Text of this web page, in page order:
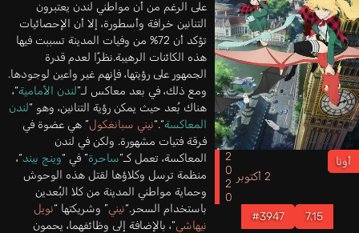
أونا
2 أكتوبر
2020
7.15
#3947
على الرغم من أن مواطني لندن يعتبرون
التنانين خرافة وأسطورة، إلا أن الإحصائيات
تؤكد أن 72% من وفيات المدينة تسببت فيها
هذه الكائنات الرهيبة.نظرًا لعدم قدرة
الجمهور على رؤيتها، فإنهم غير واعين لوجودها.
ومع ذلك، في بعد معاكس لـ”لندن الأمامية“،
هناك بُعد حيث يمكن رؤية التنانين، وهو “لندن
المعاكسة“.“نيني سبانغكول” هي عضوة في
فرقة فتيات مشهورة. ولكن في لندن
المعاكسة، تعمل كـ”ساحرة” في “وينج بيند“،
منظمة ترسل وكلاؤها لقتل هذه الوحوش
وحماية مواطني المدينة من كلا البُعدين
باستخدام السحر.“نيني” وشريكتها “نويل
نيهاشي“، بالإضافة إلى وظائفهما، يحمون